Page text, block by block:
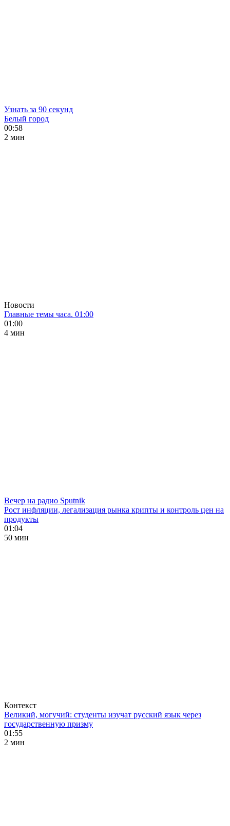
Узнать за 90 секунд
Белый город
00:58
2 мин
Новости
Главные темы часа. 01:00
01:00
4 мин
Вечер на радио Sputnik
Рост инфляции, легализация рынка крипты и контроль цен на
продукты
01:04
50 мин
Контекст
Великий, могучий: студенты изучат русский язык через
государственную призму
01:55
2 мин